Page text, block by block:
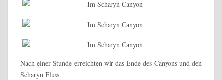
Nach einer Stunde erreichten wir das Ende des Canyons und den
Scharyn Fluss.